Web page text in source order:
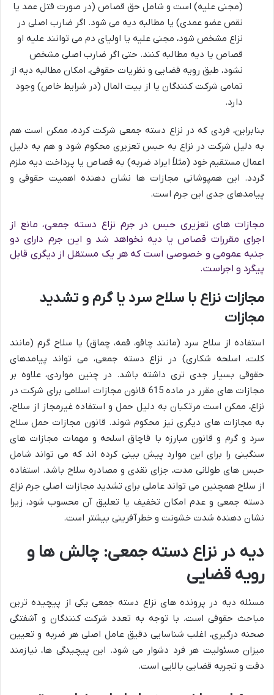
(مجنی علیه) است و شامل حق قصاص (در صورت قتل عمد یا
نقص عضو عمدی) یا مطالبه دیه می شود. اگر ضارب اصلی در
نزاع مشخص شود، مجنی علیه یا اولیای دم می توانند علیه او
قصاص یا دیه مطالبه کنند. حتی اگر ضارب اصلی مشخص
نشود، طبق رویه قضایی و نظریات حقوقی، امکان مطالبه دیه از
تمامی شرکت کنندگان یا از بیت المال (در شرایط خاص) وجود
دارد.
بنابراین، فردی که در نزاع دسته جمعی شرکت کرده، ممکن است هم
به دلیل شرکت در نزاع به حبس تعزیری محکوم شود و هم به دلیل
اعمال مستقیم خود (مثلاً ایراد ضربه) به قصاص یا پرداخت دیه ملزم
گردد. این همپوشانی مجازات ها نشان دهنده اهمیت حقوقی و
پیامدهای جدی این جرم است.
مجازات های تعزیری حبس در جرم نزاع دسته جمعی، مانع از
اجرای مقررات قصاص یا دیه نخواهد شد و این جرم دارای دو
جنبه عمومی و خصوصی است که هر یک مستقل از دیگری قابل
پیگرد و اجراست.
مجازات نزاع با سلاح سرد یا گرم و تشدید
مجازات
استفاده از سلاح سرد (مانند چاقو، قمه، چماق) یا سلاح گرم (مانند
کلت، اسلحه شکاری) در نزاع دسته جمعی، می تواند پیامدهای
حقوقی بسیار جدی تری داشته باشد. در چنین مواردی، علاوه بر
مجازات های مقرر در ماده 615 قانون مجازات اسلامی برای شرکت در
نزاع، ممکن است مرتکبان به دلیل حمل و استفاده غیرمجاز از سلاح،
به مجازات های دیگری نیز محکوم شوند. قانون مجازات حمل سلاح
سرد و گرم و قانون مبارزه با قاچاق اسلحه و مهمات مجازات های
سنگینی را برای این موارد پیش بینی کرده اند که می تواند شامل
حبس های طولانی مدت، جزای نقدی و مصادره سلاح باشد. استفاده
از سلاح همچنین می تواند عاملی برای تشدید مجازات اصلی جرم نزاع
دسته جمعی و عدم امکان تخفیف یا تعلیق آن محسوب شود، زیرا
نشان دهنده شدت خشونت و خطرآفرینی بیشتر است.
دیه در نزاع دسته جمعی: چالش ها و
رویه قضایی
مسئله دیه در پرونده های نزاع دسته جمعی یکی از پیچیده ترین
مباحث حقوقی است. با توجه به تعدد شرکت کنندگان و آشفتگی
صحنه درگیری، اغلب شناسایی دقیق عامل اصلی هر ضربه و تعیین
میزان مسئولیت هر فرد دشوار می شود. این پیچیدگی ها، نیازمند
دقت و تجربه قضایی بالایی است.